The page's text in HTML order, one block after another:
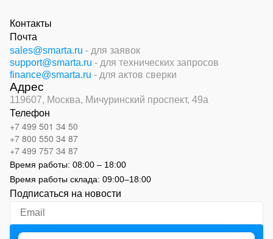
Контакты
Почта
sales@smarta.ru - для заявок
support@smarta.ru - для технических запросов
finance@smarta.ru - для актов сверки
Адрес
119607, Москва, Мичуринский проспект, 49а
Телефон
+7 499 501 34 50
+7 800 550 34 87
+7 499 757 34 87
Время работы: 08:00 – 18:00
Время работы склада: 09:00–18:00
Подписаться на новости